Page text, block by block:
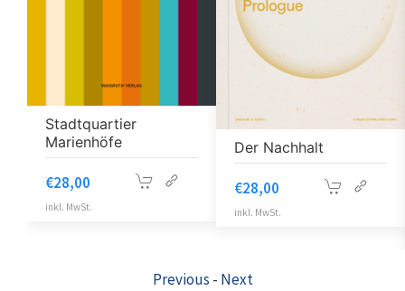
Stadtquartier
Marienhöfe
€28,00
inkl. MwSt.
Der Nachhalt
€28,00
inkl. MwSt.
Previous - Next